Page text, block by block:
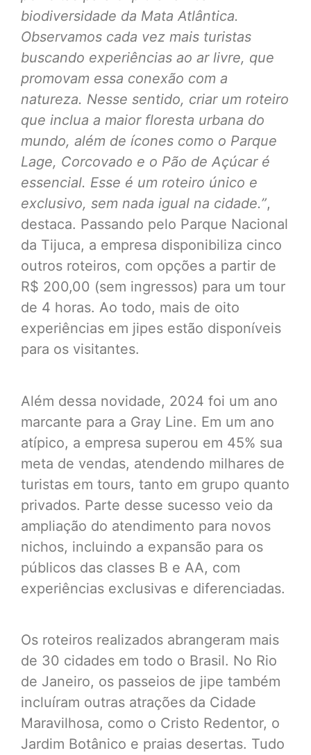
biodiversidade da Mata Atlântica.
Observamos cada vez mais turistas
buscando experiências ao ar livre, que
promovam essa conexão com a
natureza. Nesse sentido, criar um roteiro
que inclua a maior floresta urbana do
mundo, além de ícones como o Parque
Lage, Corcovado e o Pão de Açúcar é
essencial. Esse é um roteiro único e
exclusivo, sem nada igual na cidade.”,
destaca. Passando pelo Parque Nacional
da Tijuca, a empresa disponibiliza cinco
outros roteiros, com opções a partir de
R$ 200,00 (sem ingressos) para um tour
de 4 horas. Ao todo, mais de oito
experiências em jipes estão disponíveis
para os visitantes.
Além dessa novidade, 2024 foi um ano
marcante para a Gray Line. Em um ano
atípico, a empresa superou em 45% sua
meta de vendas, atendendo milhares de
turistas em tours, tanto em grupo quanto
privados. Parte desse sucesso veio da
ampliação do atendimento para novos
nichos, incluindo a expansão para os
públicos das classes B e AA, com
experiências exclusivas e diferenciadas.
Os roteiros realizados abrangeram mais
de 30 cidades em todo o Brasil. No Rio
de Janeiro, os passeios de jipe também
incluíram outras atrações da Cidade
Maravilhosa, como o Cristo Redentor, o
Jardim Botânico e praias desertas. Tudo